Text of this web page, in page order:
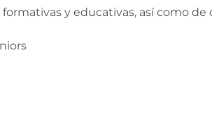
y educativas, así como de